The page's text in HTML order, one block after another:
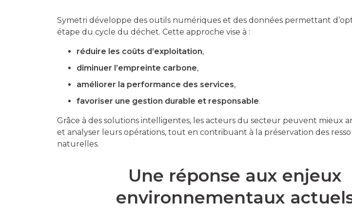
Symetri développe des outils numériques et des données permettant
étape du cycle du déchet. Cette approche vise à :
réduire les coûts d’exploitation,
diminuer l’empreinte carbone,
améliorer la performance des services,
favoriser une gestion durable et responsable.
Grâce à des solutions intelligentes, les acteurs du secteur peuvent mieux
et analyser leurs opérations, tout en contribuant à la préservation des
naturelles.
Une réponse aux enjeux
environnementaux